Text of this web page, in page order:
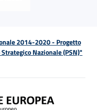
2014-2020 - Progetto
Nazionale (PSN)"